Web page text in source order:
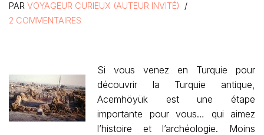
PAR VOYAGEUR CURIEUX (AUTEUR INVITÉ)
2 COMMENTAIRES
Si vous venez en Turquie pour
découvrir la Turquie antique,
Acemhöyük est une étape
importante pour vous… qui aimez
l’histoire et l’archéologie. Moins